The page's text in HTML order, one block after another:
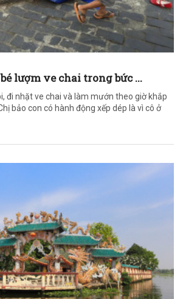
lượm ve chai trong bức ...
đi nhặt ve chai và làm mướn theo giờ khắp
bảo con có hành động xếp dép là vì cô ở